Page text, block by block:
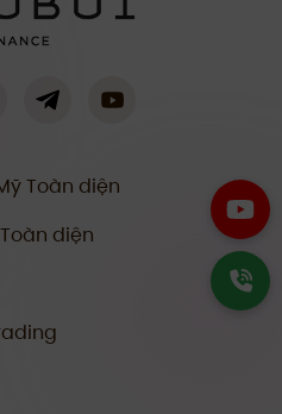
Toàn diện
diện